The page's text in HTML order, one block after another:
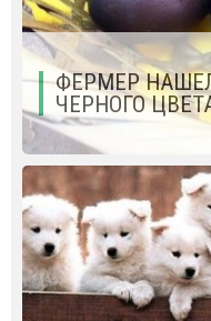
ФЕРМЕР
ЧЕРНОГО